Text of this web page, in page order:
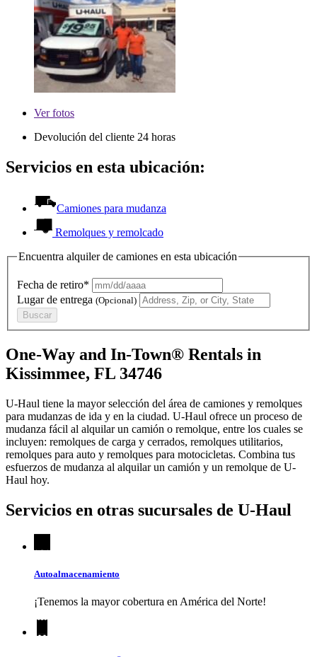
Verfotos
Devolución del cliente 24 horas
Servicios en esta ubicación:
Camiones para mudanza
Remolques y remolcado
Encuentra alquiler de camiones en esta ubicación
Fecha de retiro*
Lugar de entrega (Opcional)
Buscar
One-Way and In-Town® Rentals in
Kissimmee, FL 34746
U-Haul tiene la mayor selección del área de camiones y remolques
para mudanzas de ida y en la ciudad. U-Haul ofrece un proceso de
mudanza fácil al alquilar un camión o remolque, entre los cuales se
incluyen: remolques de carga y cerrados, remolques utilitarios,
remolques para auto y remolques para motocicletas. Combina tus
esfuerzos de mudanza al alquilar un camión y un remolque de U-
Haul hoy.
Servicios en otras sucursales de U-Haul
Autoalmacenamiento
¡Tenemos la mayor cobertura en América del Norte!